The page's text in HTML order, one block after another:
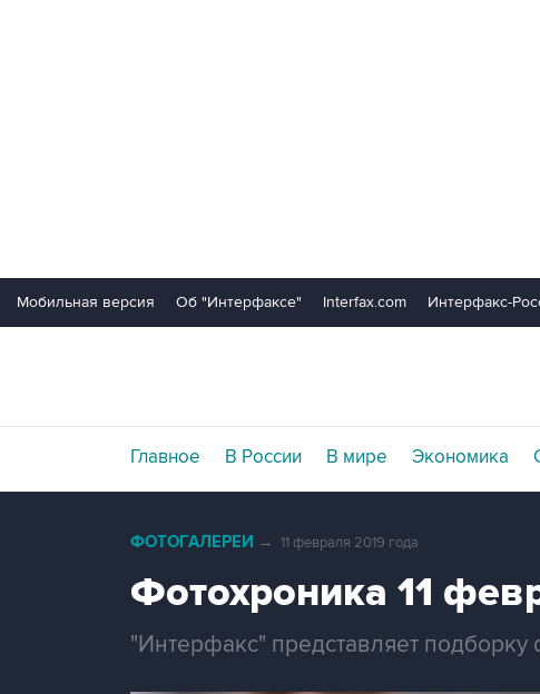
Мобильная версия Об "Интерфаксе" Interfax.com Интерфакс-
Главное В России В мире Экономика
ФОТОГАЛЕРЕИ → 11 февраля 2019 года
Фотохроника 11
"Интерфакс" представляет